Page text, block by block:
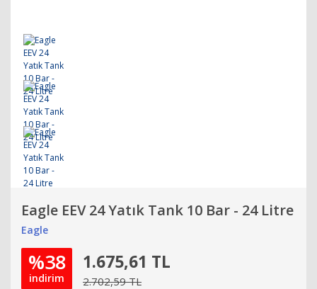
Eagle EEV 24 Yatık Tank 10 Bar - 24 Litre
Eagle
%38
indirim
1.675,61 TL
2.702,59 TL